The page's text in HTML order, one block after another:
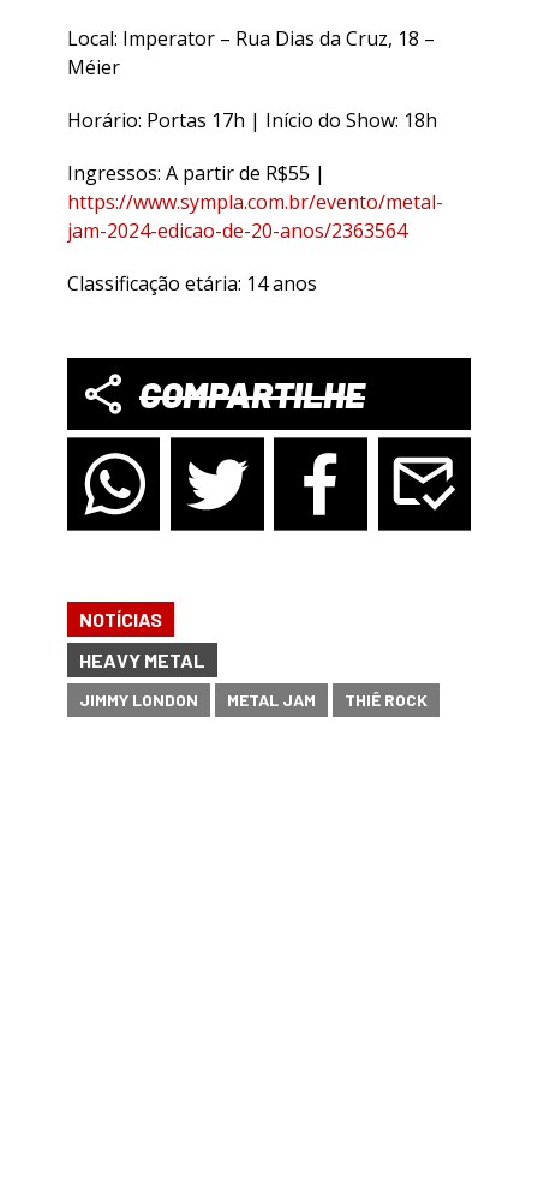
Local: Imperator – Rua Dias da Cruz, 18 –
Méier
Horário: Portas 17h | Início do Show: 18h
Ingressos: A partir de R$55 |
https://www.sympla.com.br/evento/metal-
jam-2024-edicao-de-20-anos/2363564
Classificação etária: 14 anos
COMPARTILHE
NOTÍCIAS
HEAVY METAL
JIMMY LONDON METAL JAM THIÊ ROCK